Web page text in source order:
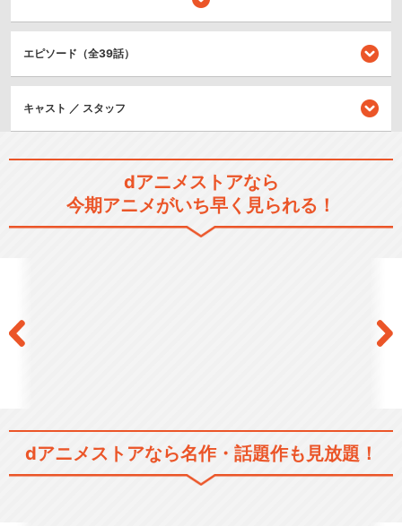
ナル要素を大幅に加え、子供達と妖精の交流をコミカルかつ情味溢れる
ファンタジーに仕上げている。
エピソード（全39話）
キャスト ／ スタッフ
dアニメストアなら
今期アニメがいち早く見られる！
dアニメストアなら名作・話題作も見放題！